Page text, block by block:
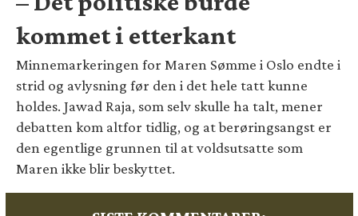
kommet i etterkant
Minnemarkeringen for Maren Sømme i Oslo endte i
strid og avlysning før den i det hele tatt kunne
holdes. Jawad Raja, som selv skulle ha talt, mener
debatten kom altfor tidlig, og at berøringsangst er
den egentlige grunnen til at voldsutsatte som
Maren ikke blir beskyttet.